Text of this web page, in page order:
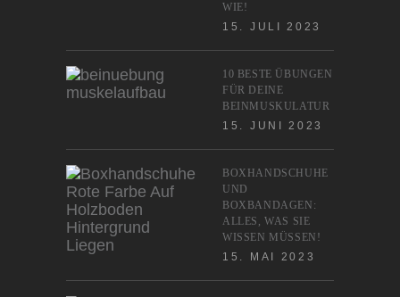
WIE!
15. JULI 2023
10 BESTE ÜBUNGEN
FÜR DEINE
BEINMUSKULATUR
15. JUNI 2023
BOXHANDSCHUHE
UND
BOXBANDAGEN:
ALLES, WAS SIE
WISSEN MÜSSEN!
15. MAI 2023